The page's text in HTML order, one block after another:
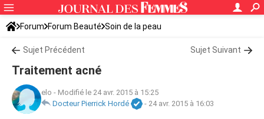
Forum Forum Beauté Soin de la peau
Sujet Précédent Sujet Suivant
Traitement acné
elo - Modifié le 24 avr. 2015 à 15:25
Docteur Pierrick Hordé
- 24 avr. 2015 à 16:03